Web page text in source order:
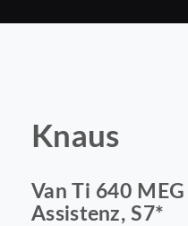
Knaus
Van Ti 640
Assistenz, S7*